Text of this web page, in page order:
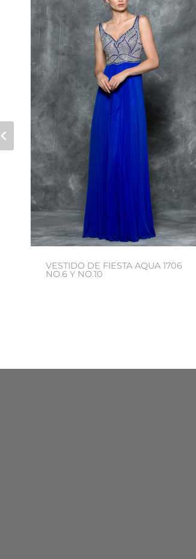
VESTIDO DE FIESTA AQUA 1706
NO.6 Y NO.10